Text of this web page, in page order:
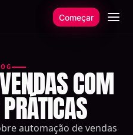
Começar
COM
automação de vendas